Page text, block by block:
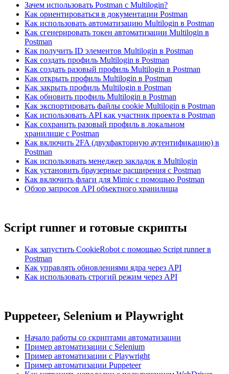
Зачем использовать Postman с Multilogin?
Как ориентироваться в документации Postman
Как использовать автоматизацию Multilogin в Postman
Как сгенерировать токен автоматизации Multilogin в
Postman
Как получить ID элементов Multilogin в Postman
Как создать профиль Multilogin в Postman
Как создать разовый профиль Multilogin в Postman
Как открыть профиль Multilogin в Postman
Как закрыть профиль Multilogin в Postman
Как обновить профиль Multilogin в Postman
Как экспортировать файлы cookie Multilogin в Postman
Как использовать API как участник проекта в Postman
Как сохранить разовый профиль в локальном
хранилище с Postman
Как включить 2FA (двухфакторную аутентификацию) в
Postman
Как использовать менеджер закладок в Multilogin
Как установить браузерные расширения с Postman
Как включить флаги для Mimic с помощью Postman
Обзор запросов API объектного хранилища
Script runner и готовые скрипты
Как запустить CookieRobot с помощью Script runner в
Postman
Как управлять обновлениями ядра через API
Как использовать строгий режим через API
Puppeteer, Selenium и Playwright
Начало работы со скриптами автоматизации
Пример автоматизации с Selenium
Пример автоматизации с Playwright
Пример автоматизации Puppeteer